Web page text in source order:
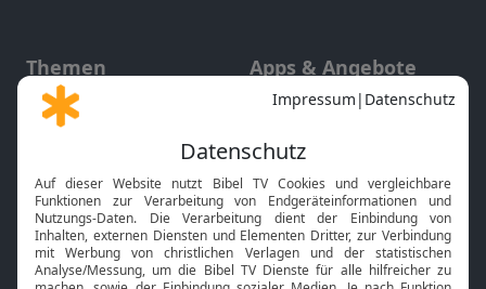
Themen
Gott und Bibel erklärt
Neuigkeiten
Apps & Angebote
Mobile App
Smart TV
HbbTV
Bibelthek Online-Bibel
Nächster Gottesdienst